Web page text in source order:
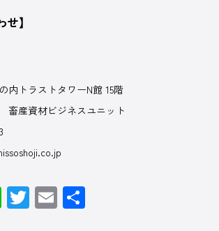
】
内トラストタワーN館 15階
産資材ビジネスユニット
LineTwitter
Email